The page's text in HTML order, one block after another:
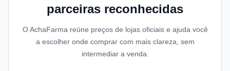
parceiras reconhecidas
O AchaFarma reúne preços de lojas oficiais e ajuda você
a escolher onde comprar com mais clareza, sem
intermediar a venda.